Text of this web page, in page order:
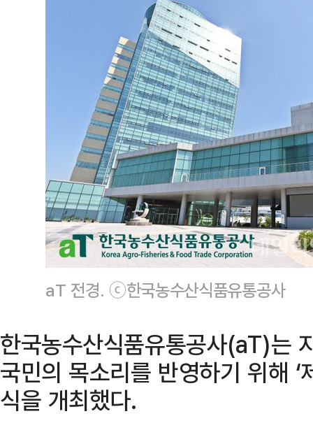
aT 전경. ⓒ한국농수산식품유통공사
한국농수산식품유통공사(aT)는
국민의 목소리를 반영하기 위해 ‘
식을 개최했다.